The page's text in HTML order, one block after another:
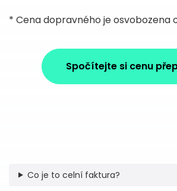
* Cena dopravného je osvobozena
Spočítejte si cenu
Co je to celní faktura?